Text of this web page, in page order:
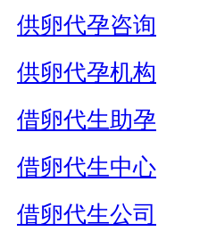
供卵代孕咨询
供卵代孕机构
借卵代生助孕
借卵代生中心
借卵代生公司